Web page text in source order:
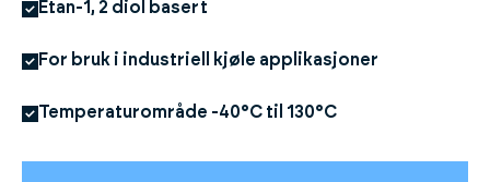
Etan-1, 2 diol basert
For bruk i industriell kjøle applikasjoner
Temperaturområde -40°C til 130°C